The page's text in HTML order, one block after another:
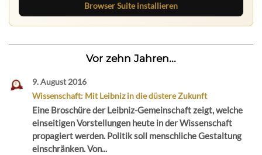
Browser Suite installieren
Vor zehn Jahren...
9. August 2016
Wissenschaft: Mit Leibniz in die düstere Zukunft
Eine Broschüre der Leibniz-Gemeinschaft zeigt, welche
einseitigen Vorstellungen heute in der Wissenschaft
propagiert werden. Politik soll menschliche Gestaltung
einschränken. Von...